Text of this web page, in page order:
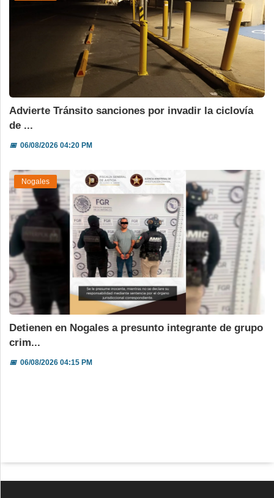
Advierte Tránsito sanciones por invadir la ciclovía
de ...
📅06/08/2026 04:20 PM
Nogales
Detienen en Nogales a presunto integrante de grupo
crim...
📅06/08/2026 04:15 PM